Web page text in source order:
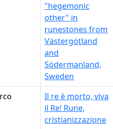
"hegemonic
other" in
runestones from
Västergötland
and
Södermanland,
Sweden
Il re è morto, viva
il Re! Rune,
cristianizzazione